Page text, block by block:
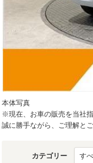
本体写真
※現在、お車の販売を当社
誠に勝手ながら、ご理解と
カテゴリー
通
月
支